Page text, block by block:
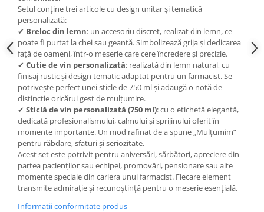
Setul conține trei articole cu design unitar și tematică
personalizată:
✔ Breloc din lemn: un accesoriu discret, realizat din lemn, ce
poate fi purtat la chei sau geantă. Simbolizează grija și dedicarea
față de oameni, într-o meserie care cere încredere și precizie.
✔ Cutie de vin personalizată: realizată din lemn natural, cu
finisaj rustic și design tematic adaptat pentru un farmacist. Se
potrivește perfect unei sticle de 750 ml și adaugă o notă de
distincție oricărui gest de mulțumire.
✔ Sticlă de vin personalizată (750 ml): cu o etichetă elegantă,
dedicată profesionalismului, calmului și sprijinului oferit în
momente importante. Un mod rafinat de a spune „Mulțumim”
pentru răbdare, sfaturi și seriozitate.
Acest set este potrivit pentru aniversări, sărbători, apreciere din
partea pacienților sau echipei, promovări, pensionare sau alte
momente speciale din cariera unui farmacist. Fiecare element
transmite admirație și recunoștință pentru o meserie esențială.
Informatii conformitate produs